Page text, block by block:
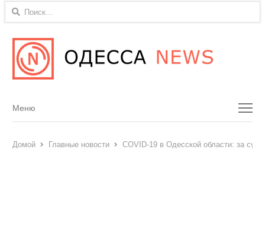
Найти:
Menu
Меню
Домой Главные новости COVID-19 в Одесской области: за